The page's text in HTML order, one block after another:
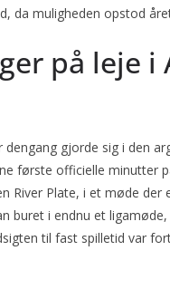
da muligheden opstod
på leje i
gjorde sig i den
første officielle minutter
River Plate, i et møde der
buret i endnu et
til fast spilletid var